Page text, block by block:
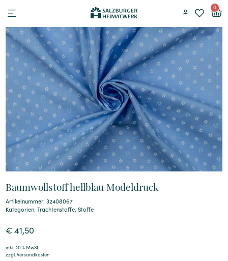
0
Baumwollstoff hellblau Modeldruck
Artikelnummer: 32408067
Kategorien:Trachtenstoffe,Stoffe
€ 41,50
inkl. 20 % MwSt.
zzgl.Versandkosten